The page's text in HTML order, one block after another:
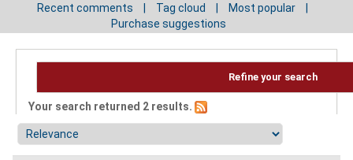
Recent comments
Tag cloud
Most popular
Purchase suggestions
Refine your search
Your search returned 2 results.